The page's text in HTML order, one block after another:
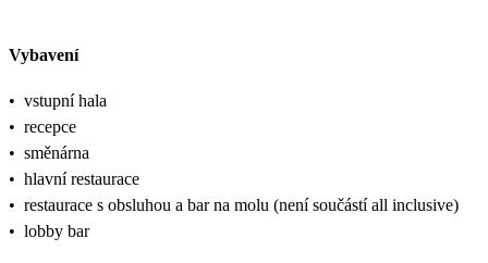
Vybavení
• vstupní hala
• recepce
• směnárna
• hlavní restaurace
• restaurace s obsluhou a bar na molu (není součástí all inclusive)
• lobby bar